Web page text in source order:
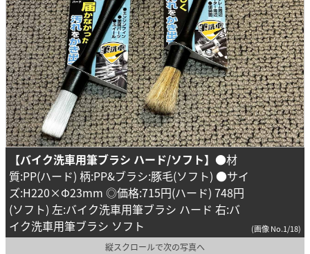
【バイク洗車用筆ブラシ ハード/ソフト】 ●材
質:PP(ハード) 柄:PP&ブラシ:豚毛(ソフト) ●サイ
ズ:H220×Φ23mm ◎価格:715円(ハード) 748円
(ソフト) 左:バイク洗車用筆ブラシ ハード 右:バ
イク洗車用筆ブラシ ソフト
(画像 No.1/18)
縦スクロールで次の写真へ